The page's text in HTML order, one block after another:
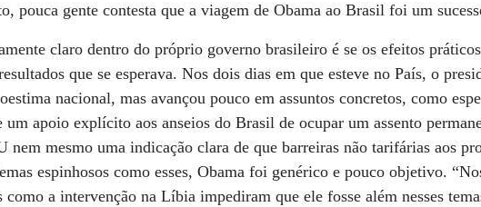
pouca gente contesta que a viagem de Obama ao Brasil foi um
claro dentro do próprio governo brasileiro é se os efeitos
que se esperava. Nos dois dias em que esteve no País, o
nacional, mas avançou pouco em assuntos concretos, como
apoio explícito aos anseios do Brasil de ocupar um assento
nem mesmo uma indicação clara de que barreiras não tarifárias aos
espinhosos como esses, Obama foi genérico e pouco objetivo.
como a intervenção na Líbia impediram que ele fosse além nesses